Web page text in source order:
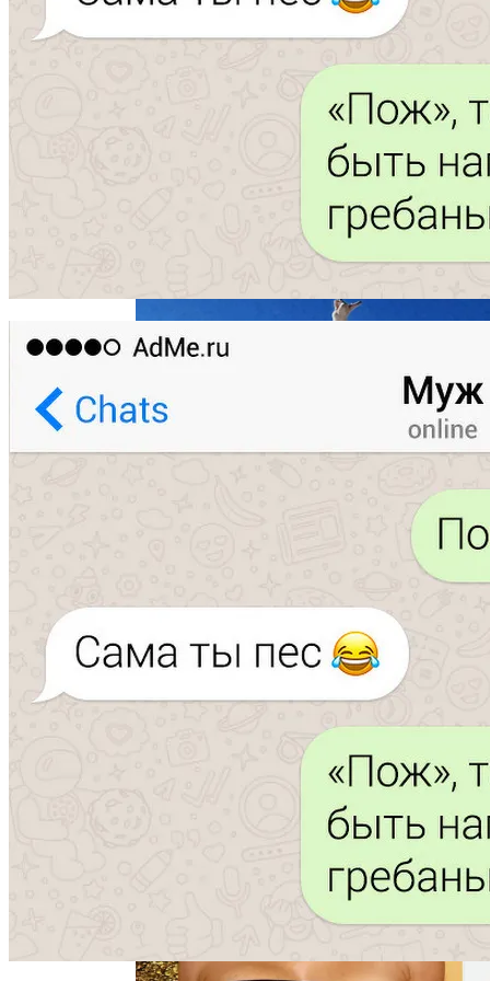
Прокурор Хмельницкой Области Умер
От Осложнений Коронавируса
В Египте Госпитализировали 5-
Летнюю Украинку С Признаками
Насилие
«Веном 3» Получил Зловещее
Название И Ускоренную Премьеру
Семейное Наследие: Кейт Хадсон
Хранит Свои Наряды Для Дочери Рани